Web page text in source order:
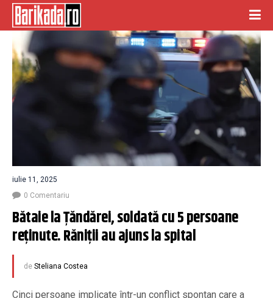
iulie 11, 2025
0 Comentariu
Bătaie la Țăndărei, soldată cu 5 persoane
reținute. Răniții au ajuns la spital
de Steliana Costea
Cinci persoane implicate într-un conflict spontan care a